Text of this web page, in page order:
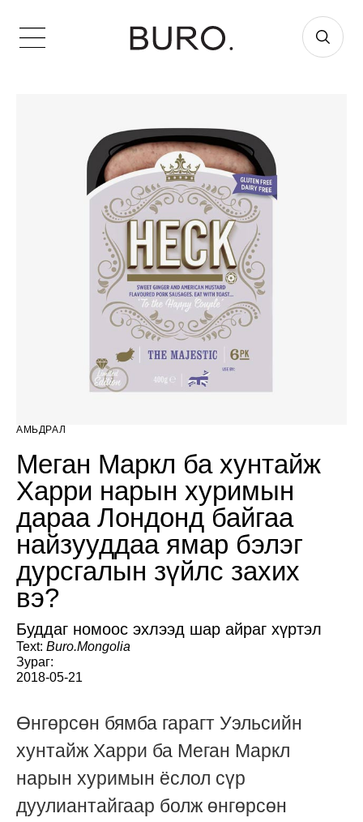
АМЬДРАЛ
Меган Маркл ба хунтайж
Харри нарын хуримын
дараа Лондонд байгаа
найзууддаа ямар бэлэг
дурсгалын зүйлс захих
вэ?
Буддаг номоос эхлээд шар айраг хүртэл
Text: Buro.Mongolia
Зураг:
2018-05-21
Өнгөрсөн бямба гарагт Уэльсийн
хунтайж Харри ба Меган Маркл
нарын хуримын ёслол сүр
дуулиантайгаар болж өнгөрсөн